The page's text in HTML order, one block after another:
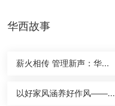
华西故事
薪火相传 管理新声：华...
以好家风涵养好作风——...